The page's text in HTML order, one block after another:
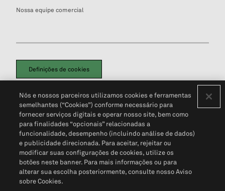
Nossa equipe comercial
Definições de cookies
Política de PrivacidadePortal de privacidade do cliente (em inglês)
Não Venda Minhas Informações Pessoais© 2026 S&P Global
Nós e nossos parceiros utilizamos cookies e ferramentas
semelhantes (“Cookies”) conforme necessário para
fornecer serviços digitais e operar nosso site, bem como
para finalidades “opcionais” relacionadas a
funcionalidade, desempenho (incluindo análise de dados)
e publicidade direcionada. Para aceitar, rejeitar ou
modificar suas configurações de cookies, utilize os
botões neste banner. Para mais informações ou para
alterar sua escolha posteriormente, consulte nosso Aviso
sobre Cookies.